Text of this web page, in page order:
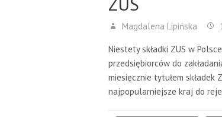
Magdalena Lipińska
Niestety składki ZUS w
przedsiębiorców do
miesięcznie tytułem składek
najpopularniejsze kraj do